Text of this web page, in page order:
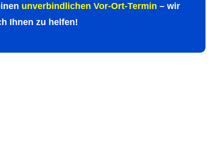
unverbind­lichen Vor-Ort-Termin – wir
Ihnen zu helfen!